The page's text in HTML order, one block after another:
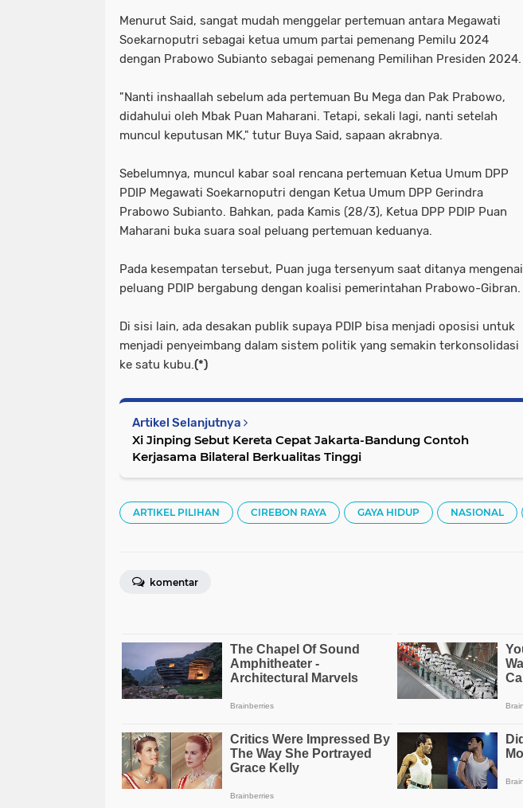
Menurut Said, sangat mudah menggelar pertemuan antara Megawati
Soekarnoputri sebagai ketua umum partai pemenang Pemilu 2024
dengan Prabowo Subianto sebagai pemenang Pemilihan Presiden 2024.
"Nanti inshaallah sebelum ada pertemuan Bu Mega dan Pak Prabowo,
didahului oleh Mbak Puan Maharani. Tetapi, sekali lagi, nanti setelah
muncul keputusan MK," tutur Buya Said, sapaan akrabnya.
Sebelumnya, muncul kabar soal rencana pertemuan Ketua Umum DPP
PDIP Megawati Soekarnoputri dengan Ketua Umum DPP Gerindra
Prabowo Subianto. Bahkan, pada Kamis (28/3), Ketua DPP PDIP Puan
Maharani buka suara soal peluang pertemuan keduanya.
Pada kesempatan tersebut, Puan juga tersenyum saat ditanya mengenai
peluang PDIP bergabung dengan koalisi pemerintahan Prabowo-Gibran.
Di sisi lain, ada desakan publik supaya PDIP bisa menjadi oposisi untuk
menjadi penyeimbang dalam sistem politik yang semakin terkonsolidasi
ke satu kubu.(*)
Artikel Selanjutnya
Xi Jinping Sebut Kereta Cepat Jakarta-Bandung Contoh
Kerjasama Bilateral Berkualitas Tinggi
ARTIKEL PILIHAN CIREBON RAYA GAYA HIDUP NASIONAL
komentar